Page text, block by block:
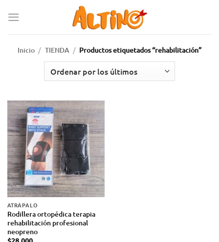
Inicio / TIENDA / Productos etiquetados “rehabilitación”
ATRÁPALO
Rodillera ortopédica terapia
rehabilitación profesional
neopreno